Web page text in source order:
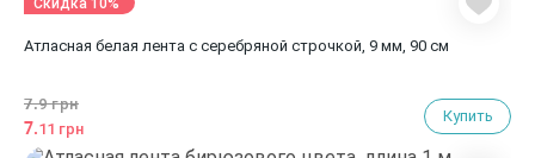
Атласная белая лента с серебряной строчкой, 9 мм, 90 см
7.9 грн
7.11 грн
Купить
Скидка 10%